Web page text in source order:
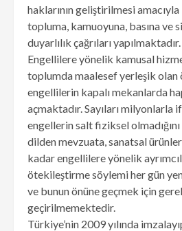
haklarının geliştirilmesi
topluma, kamuoyuna, basına ve
duyarlılık çağrıları yapılmaktadır.
Engellilere yönelik kamusal
toplumda maalesef yerleşik
engellilerin kapalı mekanlarda
açmaktadır. Sayıları milyonlarla
engellerin salt fiziksel
dilden mevzuata, sanatsal
kadar engellilere yönelik
ötekileştirme söylemi her gün
ve bunun önüne geçmek için
geçirilmemektedir.
Türkiye’nin 2009 yılında